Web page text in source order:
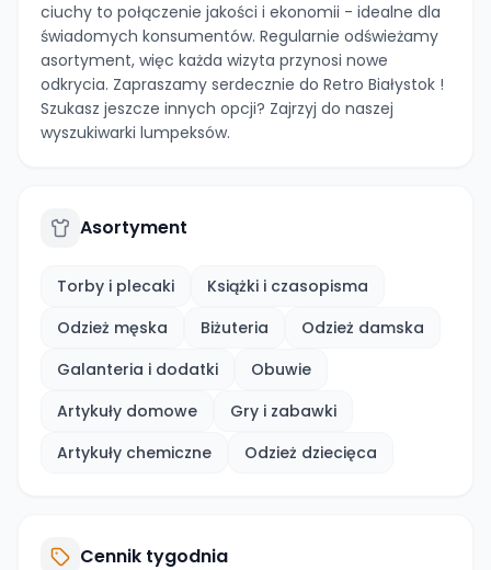
ciuchy to połączenie jakości i ekonomii - idealne dla
świadomych konsumentów. Regularnie odświeżamy
asortyment, więc każda wizyta przynosi nowe
odkrycia. Zapraszamy serdecznie do Retro Białystok !
Szukasz jeszcze innych opcji? Zajrzyj do naszej
wyszukiwarki lumpeksów.
Asortyment
Torby i plecaki
Książki i czasopisma
Odzież męska
Biżuteria
Odzież damska
Galanteria i dodatki
Obuwie
Artykuły domowe
Gry i zabawki
Artykuły chemiczne
Odzież dziecięca
Cennik tygodnia